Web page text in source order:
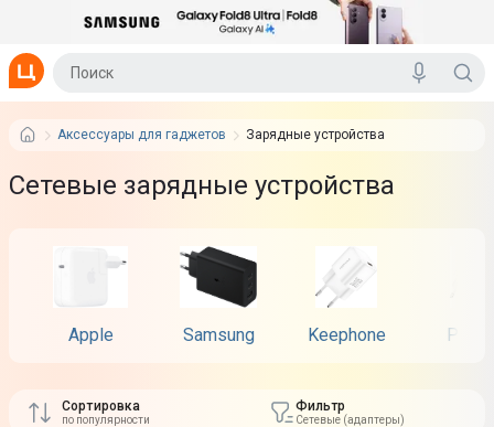
Аксессуары для гаджетов Зарядные устройства
Сетевые зарядные устройства
Apple Samsung Keephone
Сортировка
по популярности
Фильтр
Сетевые (адаптеры)